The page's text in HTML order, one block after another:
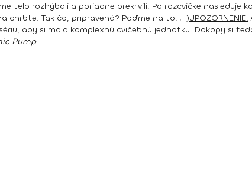
telo rozhýbali a poriadne prekrvili. Po rozcvičke nasleduje
chrbte. Tak čo, pripravená? Poďme na to! ;-)UPOZORNENIE!
aby si mala komplexnú cvičebnú jednotku. Dokopy si
Pump